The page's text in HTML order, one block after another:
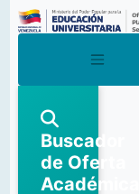
Buscador
de Oferta
Académica